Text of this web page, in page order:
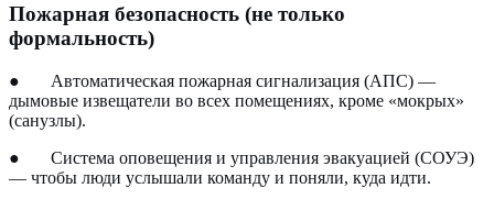
Пожарная безопасность (не только
формальность)
● Автоматическая пожарная сигнализация (АПС) —
дымовые извещатели во всех помещениях, кроме «мокрых»
(санузлы).
● Система оповещения и управления эвакуацией (СОУЭ)
— чтобы люди услышали команду и поняли, куда идти.